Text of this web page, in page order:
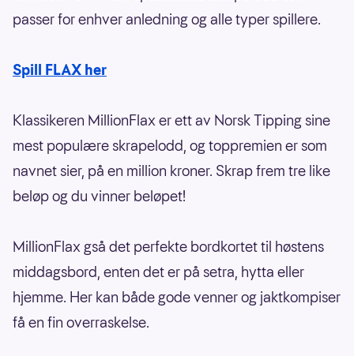
passer for enhver anledning og alle typer spillere.
Spill FLAX her
Klassikeren MillionFlax er ett av Norsk Tipping sine
mest populære skrapelodd, og toppremien er som
navnet sier, på en million kroner. Skrap frem tre like
beløp og du vinner beløpet!
MillionFlax gså det perfekte bordkortet til høstens
middagsbord, enten det er på setra, hytta eller
hjemme. Her kan både gode venner og jaktkompiser
få en fin overraskelse.